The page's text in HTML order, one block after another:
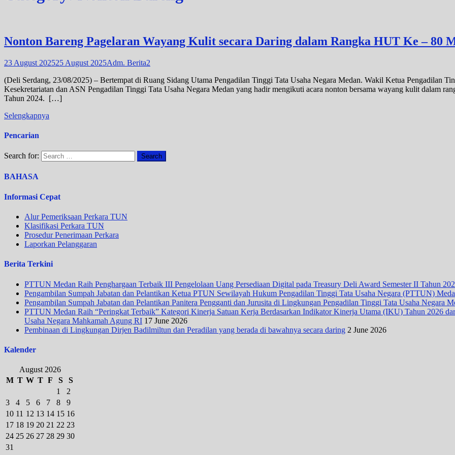
Nonton Bareng Pagelaran Wayang Kulit secara Daring dalam Rangka HUT Ke – 80
23 August 202525 August 2025Adm. Berita2
(Deli Serdang, 23/08/2025) – Bertempat di Ruang Sidang Utama Pengadilan Tinggi Tata Usaha Negara Medan. Wakil Ketua Pengadilan
Kesekretariatan dan ASN Pengadilan Tinggi Tata Usaha Negara Medan yang hadir mengikuti acara nonton bersama wayang kulit dalam
Tahun 2024. […]
Selengkapnya
Pencarian
Search for:
BAHASA
Informasi Cepat
Alur Pemeriksaan Perkara TUN
Klasifikasi Perkara TUN
Prosedur Penerimaan Perkara
Laporkan Pelanggaran
Berita Terkini
PTTUN Medan Raih Penghargaan Terbaik III Pengelolaan Uang Persediaan Digital pada Treasury Deli Award Semester II Tahun
Pengambilan Sumpah Jabatan dan Pelantikan Ketua PTUN Sewilayah Hukum Pengadilan Tinggi Tata Usaha Negara (PTTUN)
Pengambilan Sumpah Jabatan dan Pelantikan Panitera Pengganti dan Jurusita di Lingkungan Pengadilan Tinggi Tata Usaha Negara
PTTUN Medan Raih “Peringkat Terbaik” Kategori Kinerja Satuan Kerja Berdasarkan Indikator Kinerja Utama (IKU) Tahun 2026
Usaha Negara Mahkamah Agung RI 17 June 2026
Pembinaan di Lingkungan Dirjen Badilmiltun dan Peradilan yang berada di bawahnya secara daring 2 June 2026
Kalender
August 2026
M T W T F S
S
1
2
3
4 5 6 7 8
9
10 11 12 13 14 15 16
17 18 19 20 21 22 23
24 25 26 27 28 29 30
31